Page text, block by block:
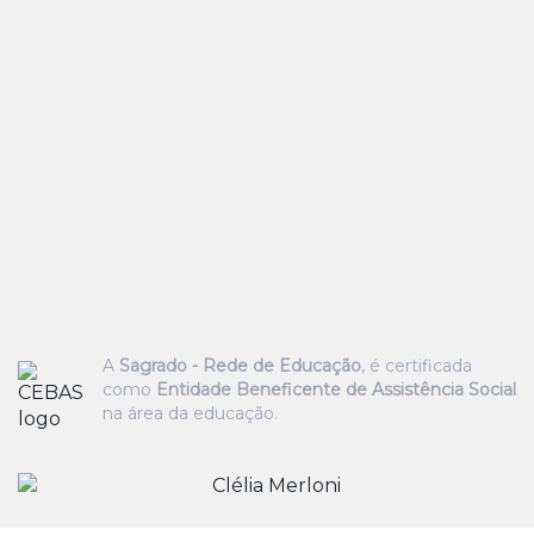
A Sagrado - Rede de Educação, é certificada
como Entidade Beneficente de Assistência Social
na área da educação.